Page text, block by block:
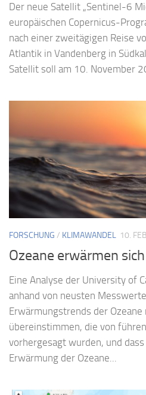
Der neue Satellit „Sentinel-6
europäischen Copernicus-
nach einer zweitägigen Reise
Atlantik in Vandenberg in
Satellit soll am 10. November
FORSCHUNG / KLIMAWANDEL 10.
Ozeane erwärmen
Eine Analyse der University of
anhand von neusten
Erwärmungstrends der Ozeane
übereinstimmen, die von
vorhergesagt wurden, und
Erwärmung der Ozeane...